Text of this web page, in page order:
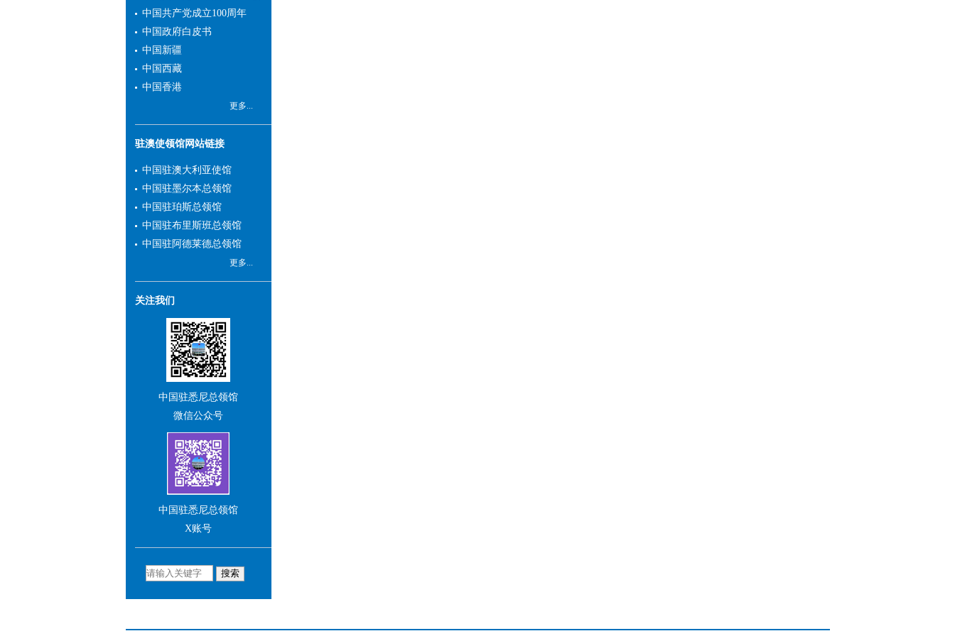
贸易出口市场地位。近年
作不断深化，成果丰硕，前
景广阔。
我和总领馆同事愿同领
区各界朋友携手努力，积极
落实好两国领导人重要共
识，进一步推进双方政治、
旅游等各领域交流合作，为
建设更加成熟稳定、更加富
有成果的中澳全面战略伙伴
关系贡献力量。我们也将尽
职尽责，依法为领区中国公
民和机构做好领事保护，竭
诚为中外人士提供优质的领
事服务。
站及社交媒体账号，并与我
们积极交流互动。
王 愚
中华人民共和国驻悉尼总领
事（大使衔）
中国共产党成立100周年
中国政府白皮书
中国新疆
中国西藏
中国香港
更多...
驻澳使领馆网站链接
中国驻澳大利亚使馆
中国驻墨尔本总领馆
中国驻珀斯总领馆
中国驻布里斯班总领馆
中国驻阿德莱德总领馆
更多...
关注我们
中国驻悉尼总领馆
微信公众号
中国驻悉尼总领馆
X账号